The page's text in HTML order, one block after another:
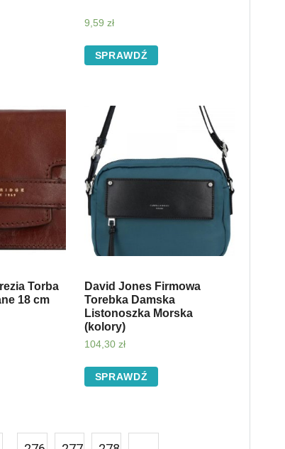
9,59zł
SPRAWDŹ
Torba
18 cm
David Jones Firmowa
Torebka Damska
Listonoszka Morska
(kolory)
104,30zł
SPRAWDŹ